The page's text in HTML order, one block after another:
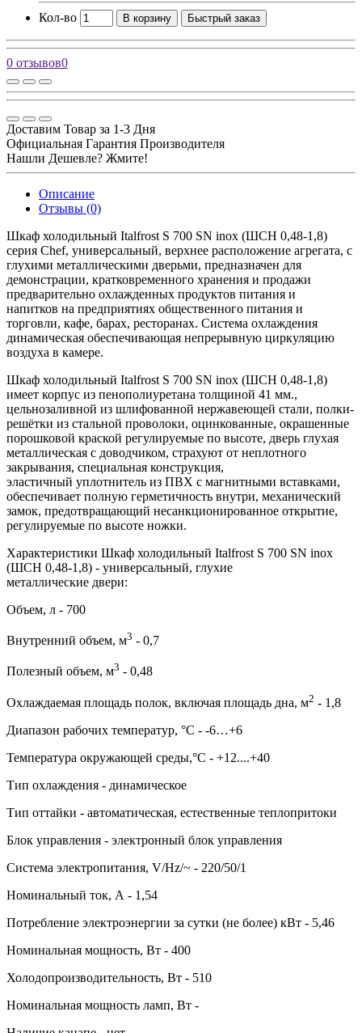
Кол-во В корзину Быстрый заказ
0 отзывов0
Доставим Товар за 1-3 Дня
Официальная Гарантия Производителя
Нашли Дешевле? Жмите!
Описание
Отзывы (0)
Шкаф холодильный Italfrost S 700 SN inox (ШСН 0,48-1,8)
серия Chef, универсальный, верхнее расположение агрегата, с
глухими металлическими дверьми, предназначен для
демонстрации, кратковременного хранения и продажи
предварительно охлажденных продуктов питания и
напитков на предприятиях общественного питания и
торговли, кафе, барах, ресторанах. Система охлаждения
динамическая обеспечивающая непрерывную циркуляцию
воздуха в камере.
Шкаф холодильный Italfrost S 700 SN inox (ШСН 0,48-1,8)
имеет корпус из пенополиуретана толщиной 41 мм.,
цельнозаливной из шлифованной нержавеющей стали, полки-
решётки из стальной проволоки, оцинкованные, окрашенные
порошковой краской регулируемые по высоте, дверь глухая
металлическая с доводчиком, страхуют от неплотного
закрывания, специальная конструкция,
эластичный уплотнитель из ПВХ с магнитными вставками,
обеспечивает полную герметичность внутри, механический
замок, предотвращающий несанкционированное открытие,
регулируемые по высоте ножки.
Характеристики Шкаф холодильный Italfrost S 700 SN inox
(ШСН 0,48-1,8) - универсальный, глухие
металлические двери:
Объем, л - 700
Внутренний объем, м3 - 0,7
Полезный объем, м3 - 0,48
Охлаждаемая площадь полок, включая площадь дна, м2 - 1,8
Диапазон рабочих температур, °C - -6…+6
Температура окружающей среды,°C - +12....+40
Тип охлаждения - динамическое
Тип оттайки - автоматическая, естественные теплопритоки
Блок управления - электронный блок управления
Система электропитания, V/Hz/~ - 220/50/1
Номинальный ток, А - 1,54
Потребление электроэнергии за сутки (не более) кВт - 5,46
Номинальная мощность, Вт - 400
Холодопроизводительность, Вт - 510
Номинальная мощность ламп, Вт -